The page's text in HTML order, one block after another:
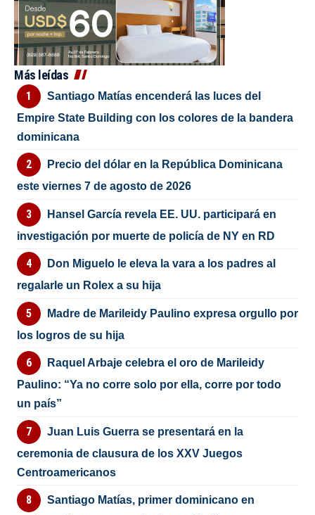
Más leídas
Santiago Matías encenderá las luces del
Empire State Building con los colores de la bandera
dominicana
Precio del dólar en la República Dominicana
este viernes 7 de agosto de 2026
Hansel García revela EE. UU. participará en
investigación por muerte de policía de NY en RD
Don Miguelo le eleva la vara a los padres al
regalarle un Rolex a su hija
Madre de Marileidy Paulino expresa orgullo por
los logros de su hija
Raquel Arbaje celebra el oro de Marileidy
Paulino: “Ya no corre solo por ella, corre por todo
un país”
Juan Luis Guerra se presentará en la
ceremonia de clausura de los XXV Juegos
Centroamericanos
Santiago Matías, primer dominicano en